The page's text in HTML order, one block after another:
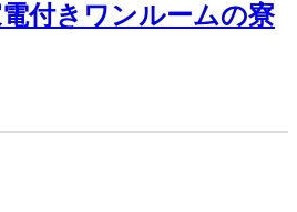
付きワンルームの寮